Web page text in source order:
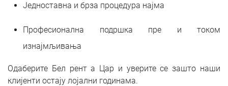
Једноставна и брза процедура најма
Професионална подршка пре и током
изнајмљивања
Одаберите Бел рент а Цар и уверите се зашто наши
клијенти остају лојални годинама.